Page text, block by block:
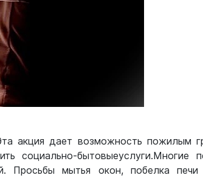
акция дает возможность пожилым
социально-бытовыеуслуги.Многие
Просьбы мытья окон, побелка